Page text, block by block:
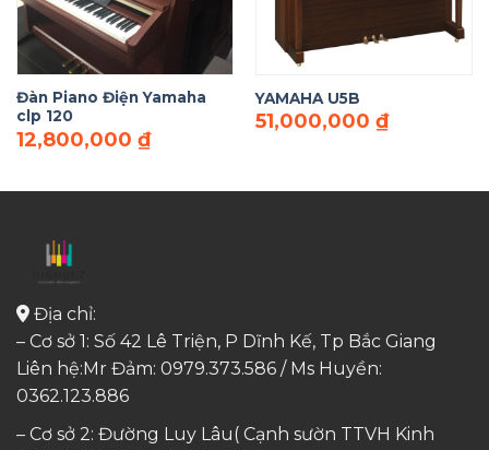
Đàn Piano Điện Yamaha
clp 120
12,800,000 ₫
YAMAHA U5B
51,000,000 ₫
Địa chỉ:
– Cơ sở 1: Số 42 Lê Triện, P Dĩnh Kế, Tp Bắc Giang
Liên hệ:Mr Đảm: 0979.373.586 / Ms Huyền:
0362.123.886
– Cơ sở 2: Đường Luy Lâu( Cạnh sườn TTVH Kinh